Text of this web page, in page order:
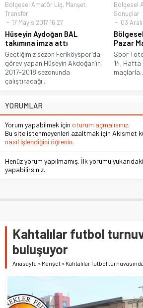
Bölgesel Amatör Lig, Manşet,
Transfer
17 Mayıs 2017 16:27
Hüseyin Aydoğan BAL
takımına imza attı
Geçtiğimiz sezon Feriköyspor’da
görev yapan Hüseyin Akdoğan’ın
2017-2018 sezonunda
çalıştıracağı...
Bölgesel
Sonuçlar
03
Pazar
Spor
14. Hafta
YORUMLAR
Yorum yapabilmek için oturum açmalısınız.
Bu site istenmeyenleri azaltmak için Akismet
nasıl işlendiğini öğrenin.
Henüz yorum yapılmamış. İlk yorumu
yapabilirsiniz.
Kahtalılar futbol
buluşuyor
Anasayfa » Manşet » Kahtalılar futbol